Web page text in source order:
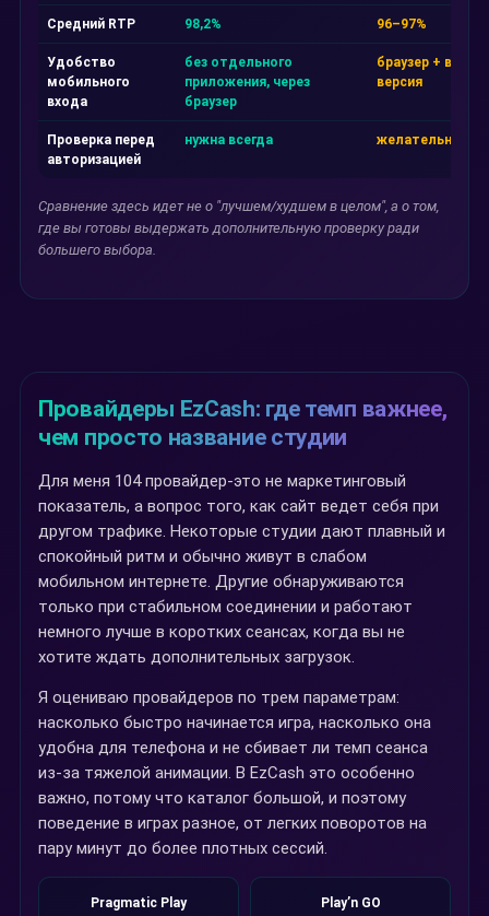
Средний RTP 98,2% 96–97%
Удобство
мобильного
входа
без отдельного
приложения, через
браузер
браузер + веб-
версия
Проверка перед
авторизацией
нужна всегда желательна
Сравнение здесь идет не о "лучшем/худшем в целом", а о том,
где вы готовы выдержать дополнительную проверку ради
большего выбора.
Провайдеры EzCash: где темп важнее,
чем просто название студии
Для меня 104 провайдер-это не маркетинговый
показатель, а вопрос того, как сайт ведет себя при
другом трафике. Некоторые студии дают плавный и
спокойный ритм и обычно живут в слабом
мобильном интернете. Другие обнаруживаются
только при стабильном соединении и работают
немного лучше в коротких сеансах, когда вы не
хотите ждать дополнительных загрузок.
Я оцениваю провайдеров по трем параметрам:
насколько быстро начинается игра, насколько она
удобна для телефона и не сбивает ли темп сеанса
из-за тяжелой анимации. В EzCash это особенно
важно, потому что каталог большой, и поэтому
поведение в играх разное, от легких поворотов на
пару минут до более плотных сессий.
Pragmatic Play Play’n GO